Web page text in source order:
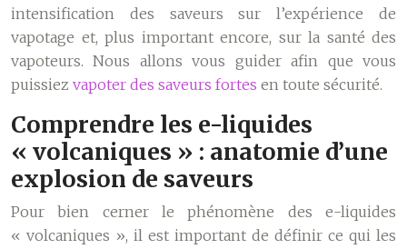
intensification des saveurs sur l’expérience de
vapotage et, plus important encore, sur la santé des
vapoteurs. Nous allons vous guider afin que vous
puissiez vapoter des saveurs fortes en toute sécurité.
Comprendre les e-liquides
« volcaniques » : anatomie d’une
explosion de saveurs
Pour bien cerner le phénomène des e-liquides
« volcaniques », il est important de définir ce qui les